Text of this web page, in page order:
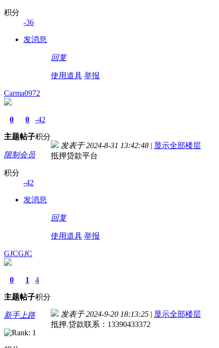
积分
-36
发消息
回复
使用道具 举报
Carma0972
0
主题
0
帖子
-42
积分
限制会员
积分
-42
发消息
发表于 2024-8-31 13:42:48 | 显示全部楼层
抵押贷款平台
回复
使用道具 举报
GJCGJC
0
主题
1
帖子
4
积分
新手上路 发表于 2024-9-20 18:13:25 | 显示全部楼层
抵押.贷款联系：13390433372